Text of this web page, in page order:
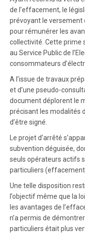
de l’effacement, le
prévoyant le versement
pour rémunérer les
collectivité. Cette prime
au Service Public de
consommateurs
A l’issue de travaux
et d’une pseudo-
document déplorent le
précisant les modalités
d’être signé.
Le projet d’arrêté
subvention déguisée,
seuls opérateurs actifs
particuliers
Une telle disposition
l’objectif même que la
les avantages de
n’a permis de
particuliers était plus